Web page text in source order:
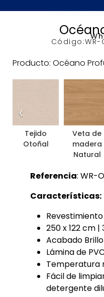
Código:
Producto: Océano
Tejido
Otoñal
Veta de
madera
Natural
‹
Referencia: WR-
Características:
250 x 122 cm |
Acabado Brillo
Lámina de
Temperatura
Fácil de
detergente